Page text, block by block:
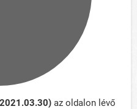
az oldalon lévő